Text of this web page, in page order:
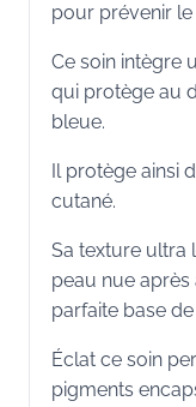
pour prévenir
Ce soin intègre
qui protège au
bleue.
Il protège ainsi
cutané.
Sa texture ultra
peau nue
parfaite base
Éclat ce soin
pigments